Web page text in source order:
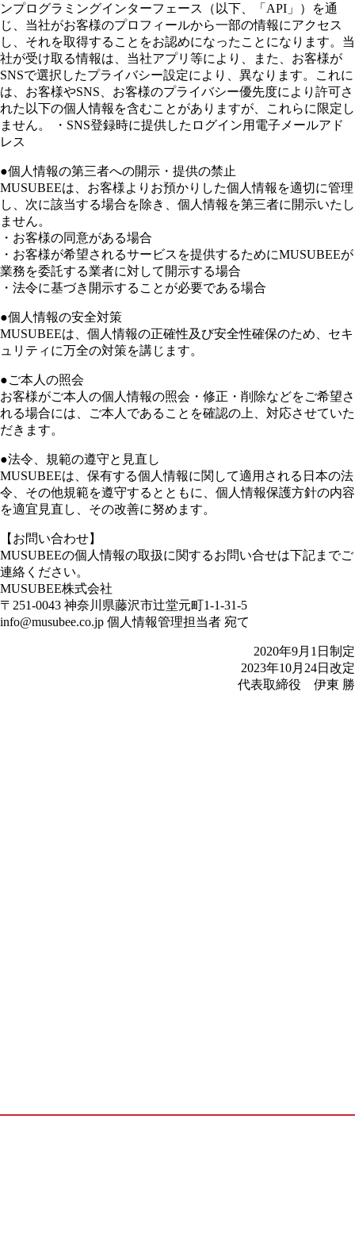
ンプログラミングインターフェース（以下、「API」）を通
じ、当社がお客様のプロフィールから一部の情報にアクセス
し、それを取得することをお認めになったことになります。当
社が受け取る情報は、当社アプリ等により、また、お客様が
SNSで選択したプライバシー設定により、異なります。これに
は、お客様やSNS、お客様のプライバシー優先度により許可さ
れた以下の個人情報を含むことがありますが、これらに限定し
ません。 ・SNS登録時に提供したログイン用電子メールアド
レス
●個人情報の第三者への開示・提供の禁止
MUSUBEEは、お客様よりお預かりした個人情報を適切に管理
し、次に該当する場合を除き、個人情報を第三者に開示いたし
ません。
・お客様の同意がある場合
・お客様が希望されるサービスを提供するためにMUSUBEEが
業務を委託する業者に対して開示する場合
・法令に基づき開示することが必要である場合
●個人情報の安全対策
MUSUBEEは、個人情報の正確性及び安全性確保のため、セキ
ュリティに万全の対策を講じます。
●ご本人の照会
お客様がご本人の個人情報の照会・修正・削除などをご希望さ
れる場合には、ご本人であることを確認の上、対応させていた
だきます。
●法令、規範の遵守と見直し
MUSUBEEは、保有する個人情報に関して適用される日本の法
令、その他規範を遵守するとともに、個人情報保護方針の内容
を適宜見直し、その改善に努めます。
【お問い合わせ】
MUSUBEEの個人情報の取扱に関するお問い合せは下記までご
連絡ください。
MUSUBEE株式会社
〒251-0043 神奈川県藤沢市辻堂元町1-1-31-5
info@musubee.co.jp 個人情報管理担当者 宛て
2020年9月1日制定
2023年10月24日改定
代表取締役 伊東 勝